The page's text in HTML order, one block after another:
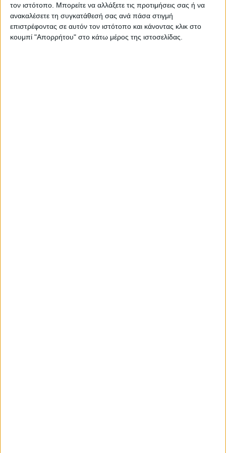
τον ιστότοπο. Μπορείτε να αλλάξετε τις προτιμήσεις σας ή να
ανακαλέσετε τη συγκατάθεσή σας ανά πάσα στιγμή
επιστρέφοντας σε αυτόν τον ιστότοπο και κάνοντας κλικ στο
κουμπί "Απορρήτου" στο κάτω μέρος της ιστοσελίδας.